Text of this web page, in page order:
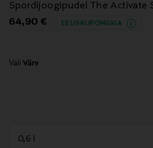
Spordijoogipudel The Activate
Original Price
64,90 € EELIS KUPONGIGA
Vali Värv